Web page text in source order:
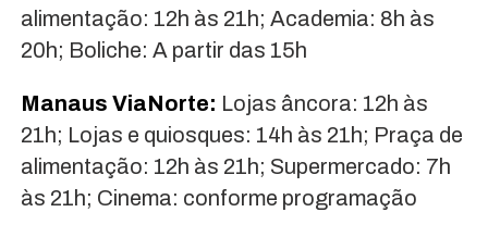
alimentação: 12h às 21h; Academia: 8h às
20h; Boliche: A partir das 15h
Manaus ViaNorte: Lojas âncora: 12h às
21h; Lojas e quiosques: 14h às 21h; Praça de
alimentação: 12h às 21h; Supermercado: 7h
às 21h; Cinema: conforme programação